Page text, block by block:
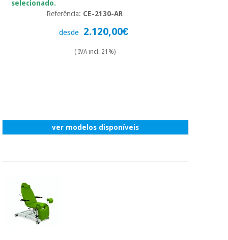
selecionado.
Referência: CE-2130-AR
desde 2.120,00€
( IVA incl. 21%)
ver modelos disponíveis